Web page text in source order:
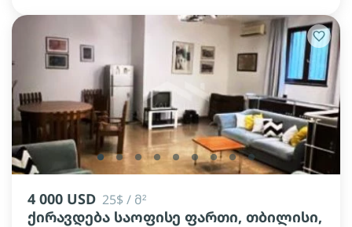
lens lens lens lens lens lens lens lens lens
4 000 USD 25$ / მ²
ქირავდება საოფისე ფართი, თბილისი,